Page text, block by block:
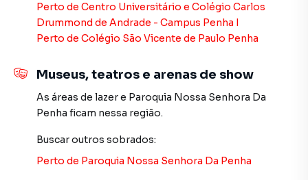
Negocie seu imóvel de forma totalmente online, com
segurança e tranquilidade. Na Imobiliária Xavier e Brito
fazer tudo online, direto do seu computador ou
smartphone. Nós criamos soluções inovadoras para
simplificar a relação de proprietários, inquilinos e
Anuncie seu imóvel! É fácil, rápido e gratuito! A Imobiliária
Perto de Centro Universitário e Colégio Carlos
Drummond de Andrade - Campus Penha I
Perto de Colégio São Vicente de Paulo Penha
Museus, teatros e arenas de show
As áreas de lazere Paroquia Nossa Senhora Da
Penha ficam nessa região.
Buscar outros sobrados:
Perto de Paroquia Nossa Senhora Da Penha